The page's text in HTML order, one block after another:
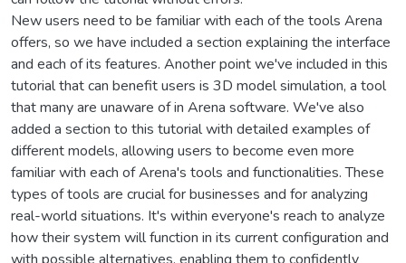
New users need to be familiar with each of the tools Arena
offers, so we have included a section explaining the interface
and each of its features. Another point we've included in this
tutorial that can benefit users is 3D model simulation, a tool
that many are unaware of in Arena software. We've also
added a section to this tutorial with detailed examples of
different models, allowing users to become even more
familiar with each of Arena's tools and functionalities. These
types of tools are crucial for businesses and for analyzing
real-world situations. It's within everyone's reach to analyze
how their system will function in its current configuration and